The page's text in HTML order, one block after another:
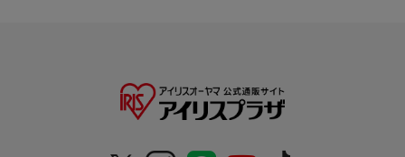
ので、メールにてお問い合わせ下さいませ。
■北のデリシャス 北デリ 定番 おすすめ オススメ 人気 ギフト
プチギフト 贈り物 贈答 プレゼント お中元 御中元 暑中見舞